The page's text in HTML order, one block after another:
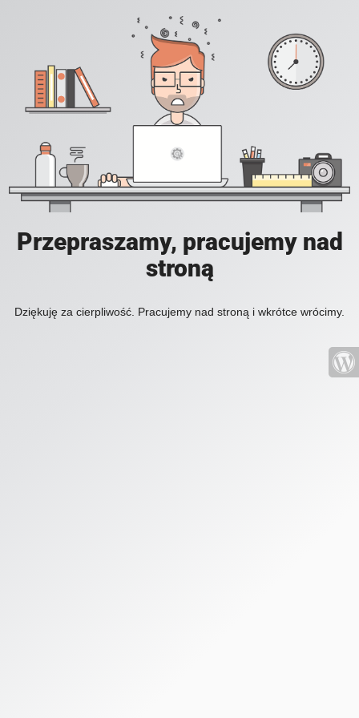
Przepraszamy, pracujemy nad
stroną
Dziękuję za cierpliwość. Pracujemy nad stroną i wkrótce wrócimy.